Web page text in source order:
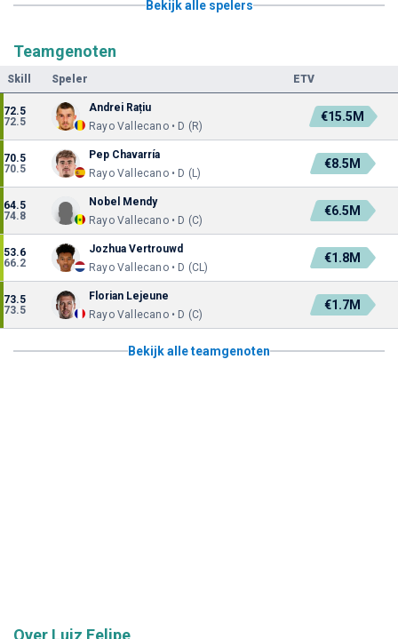
Bekijk alle spelers
Teamgenoten
Skill Speler ETV
72.5
72.5
Andrei Rațiu
Rayo Vallecano • D (R)
€15.5M
70.5
70.5
Pep Chavarría
Rayo Vallecano • D (L)
€8.5M
64.5
74.8
Nobel Mendy
Rayo Vallecano • D (C)
€6.5M
53.6
66.2
Jozhua Vertrouwd
Rayo Vallecano • D (CL)
€1.8M
73.5
73.5
Florian Lejeune
Rayo Vallecano • D (C)
€1.7M
Bekijk alle teamgenoten
Over Luiz Felipe